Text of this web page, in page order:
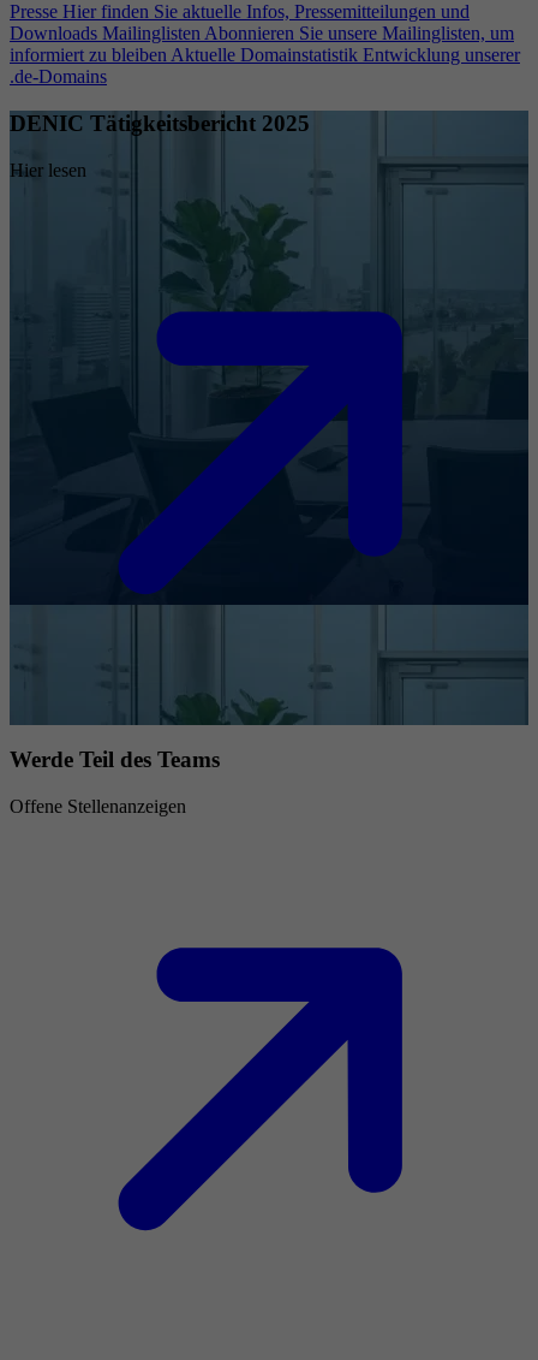
Presse Hier finden Sie aktuelle Infos, Pressemitteilungen und
Downloads Mailinglisten Abonnieren Sie unsere Mailinglisten, um
informiert zu bleiben Aktuelle Domainstatistik Entwicklung unserer
.de-Domains
DENIC Tätigkeitsbericht 2025
Hier lesen
Werde Teil des Teams
Offene Stellenanzeigen